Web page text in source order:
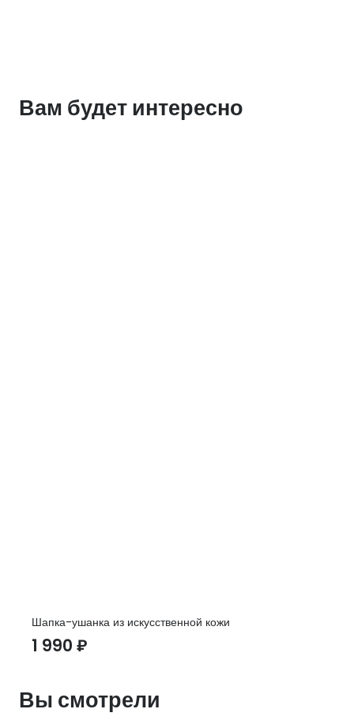
Вам будет интересно
Шапка-ушанка из искусственной кожи
1 990 ₽
Вы смотрели